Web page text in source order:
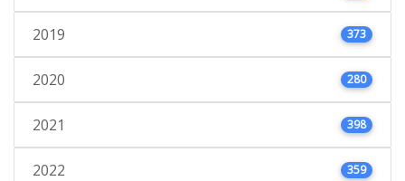
2019 373
2020 280
2021 398
2022 359